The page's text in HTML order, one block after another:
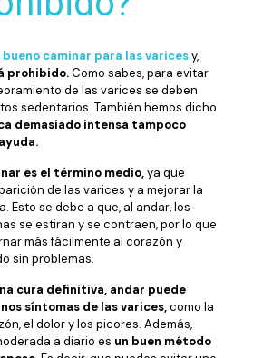
bueno caminar para las varicesy,
prohibido.Como sabes, para evitar
de las varices se deben
sedentarios. También hemos dicho
demasiado intensa tampoco
es el término medio,ya que
de las varices y a mejorar la
Esto se debe a que, al andar, los
se estiran y se contraen, por lo que
más fácilmente al corazón y
sin problemas.
cura definitiva, andar puede
síntomas de las varices,como la
el dolor y los picores. Además,
a diario es un buen método